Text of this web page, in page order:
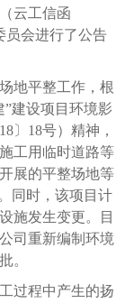
云工信函
员会进行了公告
地平整工作，根
建设项目环境影
〕18号）精神，
工用临时道路等
展的平整场地等
同时，该项目计
施发生变更。目
司重新编制环境
。
过程中产生的扬